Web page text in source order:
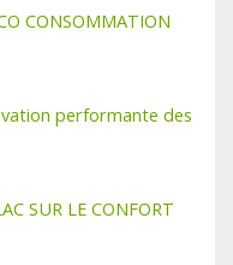
CONSOMMATION
performante des
SUR LE CONFORT